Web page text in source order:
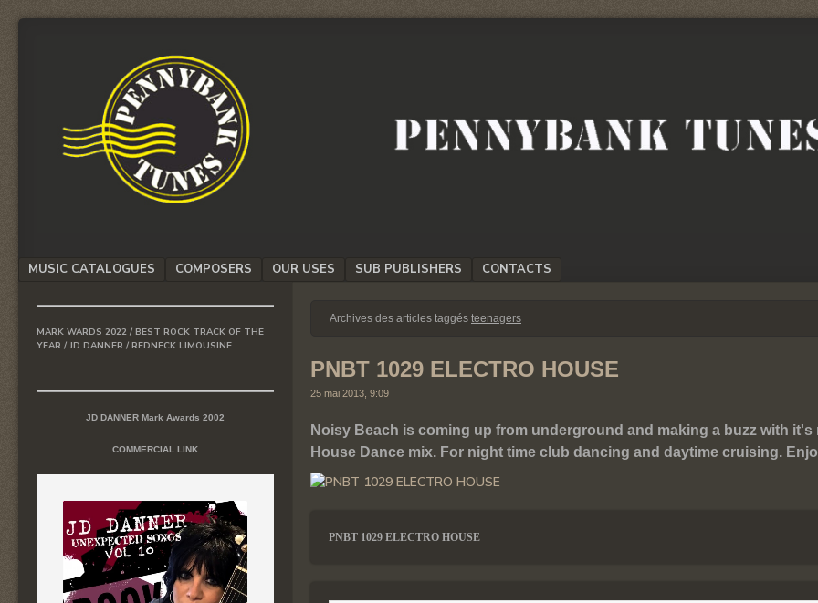
PENNYBANK
MUSIC
Menu
SKIP TO CONTENT
MUSIC CATALOGUES COMPOSERS OUR USES SUB PUBLISHERS CONTACTS
Archives des articles taggés teenagers
PNBT 1029 ELECTRO HOUSE
25 mai 2013, 9:09
Noisy Beach is coming up from underground and making a buzz with it's
House Dance mix. For night time club dancing and daytime cruising.
PNBT 1029 ELECTRO HOUSE
MARK WARDS 2022 / BEST ROCK TRACK OF THE
YEAR / JD DANNER / REDNECK LIMOUSINE
JD DANNER Mark Awards 2002
COMMERCIAL LINK